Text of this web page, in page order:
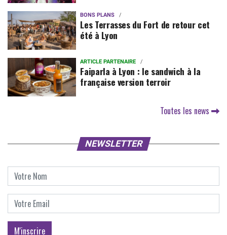
BONS PLANS
Les Terrasses du Fort de retour cet
été à Lyon
ARTICLE PARTENAIRE
Faiparla à Lyon : le sandwich à la
française version terroir
Toutes les news
NEWSLETTER